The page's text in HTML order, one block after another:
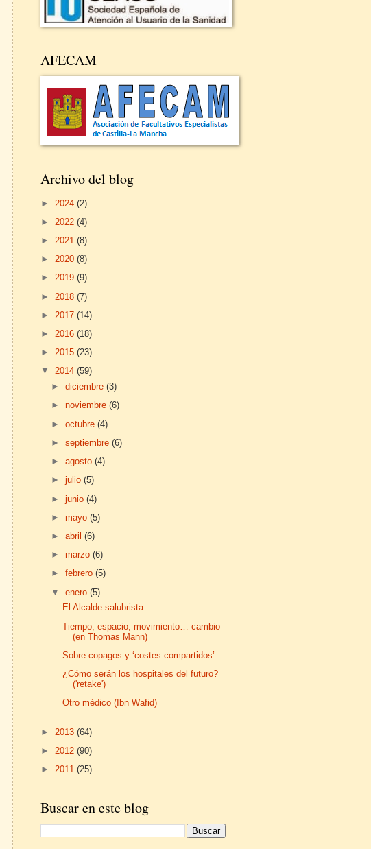
AFECAM
Archivo del blog
► 2024 (2)
► 2022 (4)
► 2021 (8)
► 2020 (8)
► 2019 (9)
► 2018 (7)
► 2017 (14)
► 2016 (18)
► 2015 (23)
▼ 2014 (59)
►diciembre(3)
►noviembre(6)
►octubre(4)
►septiembre(6)
►agosto(4)
►julio(5)
►junio(4)
►mayo(5)
►abril(6)
►marzo(6)
►febrero(5)
▼enero(5)
El Alcalde salubrista
Tiempo, espacio, movimiento… cambio
(en Thomas Mann)
Sobre copagos y ‘costes compartidos’
¿Cómo serán los hospitales del futuro?
('retake')
Otro médico (Ibn Wafid)
► 2013 (64)
► 2012 (90)
► 2011 (25)
Buscar en este blog